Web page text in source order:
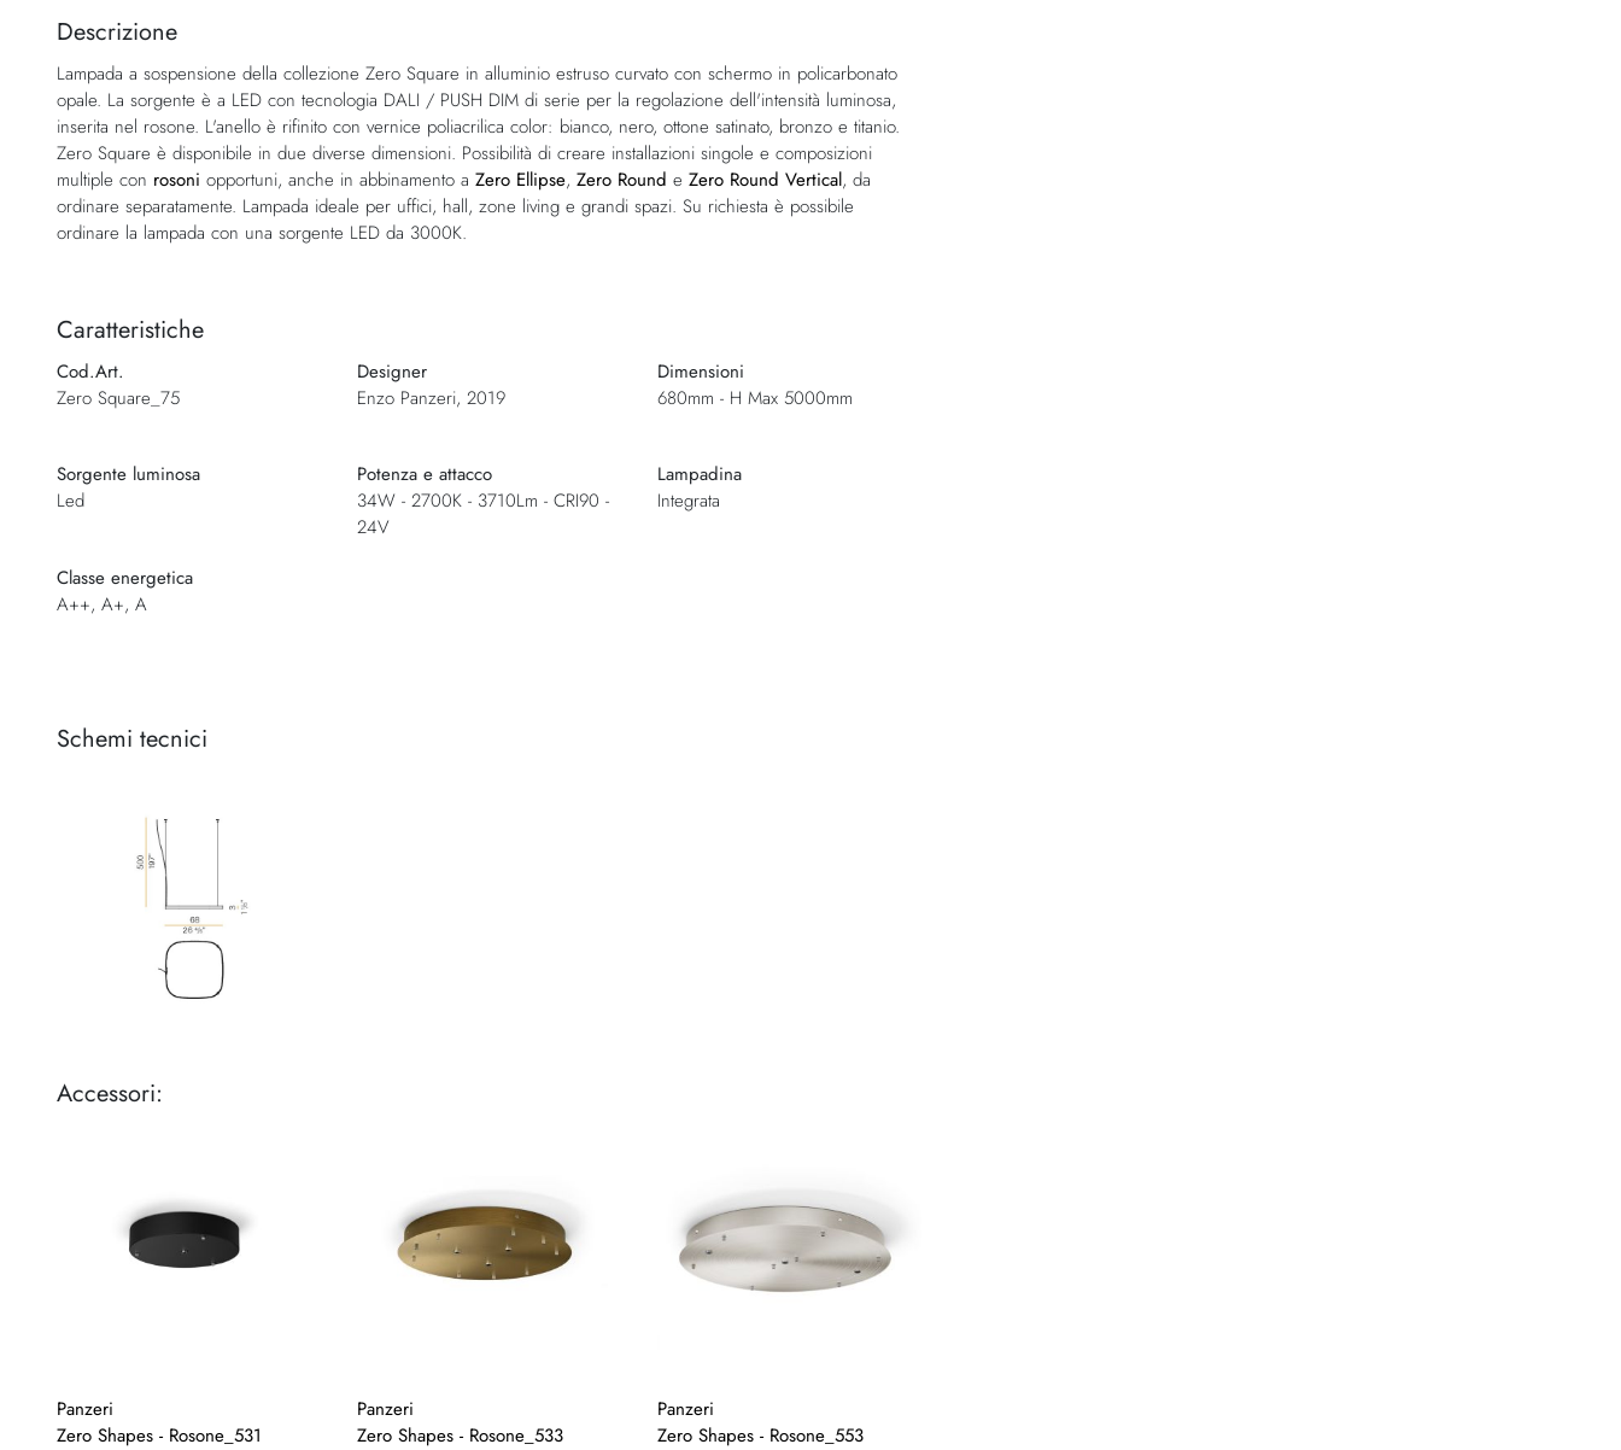
della
di
immagini
Descrizione
Lampada a sospensione della collezione Zero Square in alluminio estruso curvato con schermo in policarbonato
opale. La sorgente è a LED con tecnologia DALI / PUSH DIM di serie per la regolazione dell'intensità luminosa,
inserita nel rosone. L'anello è rifinito con vernice poliacrilica color: bianco, nero, ottone satinato, bronzo e titanio.
Zero Square è disponibile in due diverse dimensioni. Possibilità di creare installazioni singole e composizioni
multiple con rosoni opportuni, anche in abbinamento a Zero Ellipse, Zero Round e Zero Round Vertical, da
ordinare separatamente. Lampada ideale per uffici, hall, zone living e grandi spazi. Su richiesta è possibile
ordinare la lampada con una sorgente LED da 3000K.
Caratteristiche
Cod.Art.
Zero Square_75
Designer
Enzo Panzeri, 2019
Dimensioni
680mm - H Max 5000mm
Sorgente luminosa
Led
Potenza e attacco
34W - 2700K - 3710Lm - CRI90 -
24V
Lampadina
Integrata
Classe energetica
A++, A+, A
Schemi tecnici
Accessori:
Panzeri
Zero Shapes - Rosone_531
Panzeri
Zero Shapes - Rosone_533
Panzeri
Zero Shapes - Rosone_553